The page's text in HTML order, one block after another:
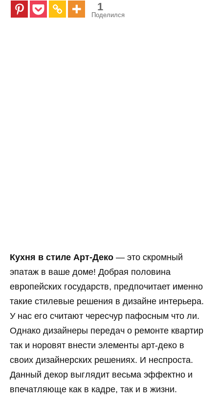
1
Поделился
Кухня в стиле Арт-Деко — это скромный
эпатаж в ваше доме! Добрая половина
европейских государств, предпочитает именно
такие стилевые решения в дизайне интерьера.
У нас его считают чересчур пафосным что ли.
Однако дизайнеры передач о ремонте квартир
так и норовят внести элементы арт-деко в
своих дизайнерских решениях. И неспроста.
Данный декор выглядит весьма эффектно и
впечатляюще как в кадре, так и в жизни.